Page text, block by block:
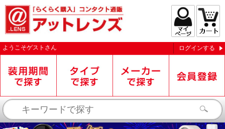
ようこそゲスト さん ログインする
お知らせを受信する